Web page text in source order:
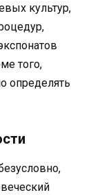
культур,
того,
определять